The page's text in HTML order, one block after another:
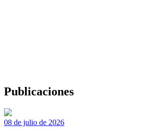
Publicaciones
08 de julio de 2026